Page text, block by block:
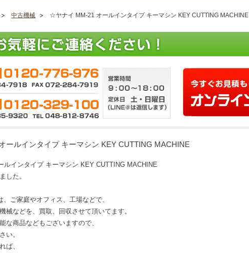
中古機械 ☆ヤナイ MM-21 オールインタイプ キーマシン KEY CUTTING MACHINE
ールインタイプ キーマシン KEY CUTTING MACHINE
インタイプ キーマシン KEY CUTTING MACHINE
した。
ご家庭やオフィス、工場などで、
械などを、買取、回収させて頂いてます。
な商品などもございますので、
い。
ば、